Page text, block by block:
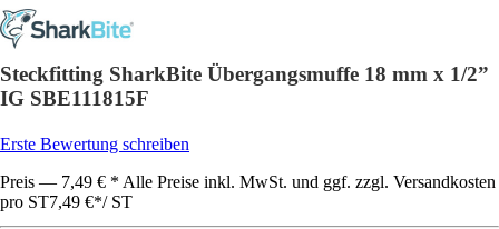
Steckfitting SharkBite Übergangsmuffe 18 mm x 1/2”​
IG SBE111815F​
Erste Bewertung schreiben
Preis — 7,49 € * Alle Preise inkl. MwSt. und ggf. zzgl. Versandkosten
pro ST7,49 €*/ ST